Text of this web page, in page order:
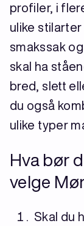
profiler, i
ulike
smakssak
skal ha
bred, slett
du også
ulike typer
Hva bør
velge
Skal du